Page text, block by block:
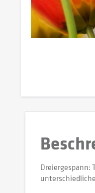
Dreiergespann: